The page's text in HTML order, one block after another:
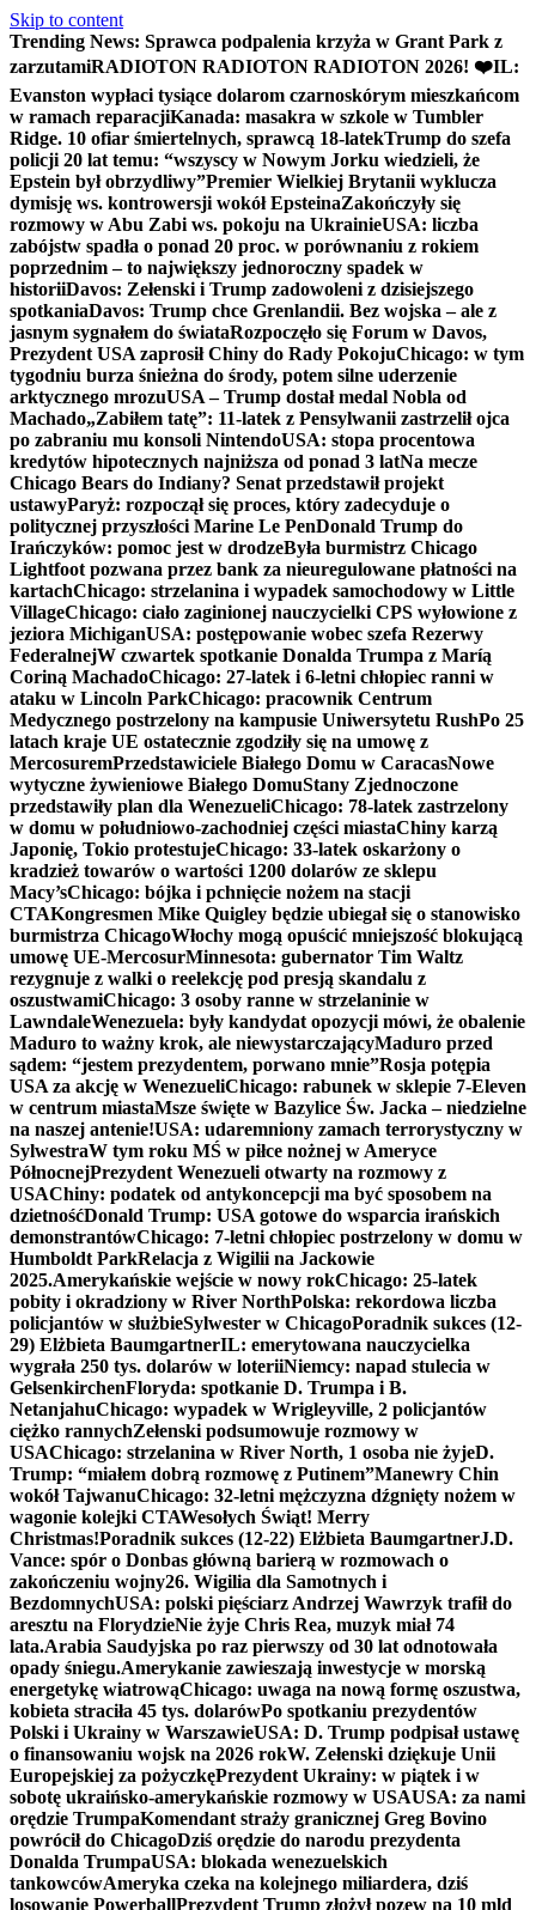
Skip to content
Trending News: Sprawca podpalenia krzyża w Grant Park z
zarzutamiRADIOTON RADIOTON RADIOTON 2026! ❤️IL:
Evanston wypłaci tysiące dolarom czarnoskórym mieszkańcom
w ramach reparacjiKanada: masakra w szkole w Tumbler
Ridge. 10 ofiar śmiertelnych, sprawcą 18-latekTrump do szefa
policji 20 lat temu: “wszyscy w Nowym Jorku wiedzieli, że
Epstein był obrzydliwy”Premier Wielkiej Brytanii wyklucza
dymisję ws. kontrowersji wokół EpsteinaZakończyły się
rozmowy w Abu Zabi ws. pokoju na UkrainieUSA: liczba
zabójstw spadła o ponad 20 proc. w porównaniu z rokiem
poprzednim – to największy jednoroczny spadek w
historiiDavos: Zełenski i Trump zadowoleni z dzisiejszego
spotkaniaDavos: Trump chce Grenlandii. Bez wojska – ale z
jasnym sygnałem do świataRozpoczęło się Forum w Davos,
Prezydent USA zaprosił Chiny do Rady PokojuChicago: w tym
tygodniu burza śnieżna do środy, potem silne uderzenie
arktycznego mrozuUSA – Trump dostał medal Nobla od
Machado„Zabiłem tatę”: 11-latek z Pensylwanii zastrzelił ojca
po zabraniu mu konsoli NintendoUSA: stopa procentowa
kredytów hipotecznych najniższa od ponad 3 latNa mecze
Chicago Bears do Indiany? Senat przedstawił projekt
ustawyParyż: rozpoczął się proces, który zadecyduje o
politycznej przyszłości Marine Le PenDonald Trump do
Irańczyków: pomoc jest w drodzeByła burmistrz Chicago
Lightfoot pozwana przez bank za nieuregulowane płatności na
kartachChicago: strzelanina i wypadek samochodowy w Little
VillageChicago: ciało zaginionej nauczycielki CPS wyłowione z
jeziora MichiganUSA: postępowanie wobec szefa Rezerwy
FederalnejW czwartek spotkanie Donalda Trumpa z Maríą
Coriną MachadoChicago: 27-latek i 6-letni chłopiec ranni w
ataku w Lincoln ParkChicago: pracownik Centrum
Medycznego postrzelony na kampusie Uniwersytetu RushPo 25
latach kraje UE ostatecznie zgodziły się na umowę z
MercosuremPrzedstawiciele Białego Domu w CaracasNowe
wytyczne żywieniowe Białego DomuStany Zjednoczone
przedstawiły plan dla WenezueliChicago: 78-latek zastrzelony
w domu w południowo-zachodniej części miastaChiny karzą
Japonię, Tokio protestujeChicago: 33-latek oskarżony o
kradzież towarów o wartości 1200 dolarów ze sklepu
Macy’sChicago: bójka i pchnięcie nożem na stacji
CTAKongresmen Mike Quigley będzie ubiegał się o stanowisko
burmistrza ChicagoWłochy mogą opuścić mniejszość blokującą
umowę UE-MercosurMinnesota: gubernator Tim Waltz
rezygnuje z walki o reelekcję pod presją skandalu z
oszustwamiChicago: 3 osoby ranne w strzelaninie w
LawndaleWenezuela: były kandydat opozycji mówi, że obalenie
Maduro to ważny krok, ale niewystarczającyMaduro przed
sądem: “jestem prezydentem, porwano mnie”Rosja potępia
USA za akcję w WenezueliChicago: rabunek w sklepie 7-Eleven
w centrum miastaMsze święte w Bazylice Św. Jacka – niedzielne
na naszej antenie!USA: udaremniony zamach terrorystyczny w
SylwestraW tym roku MŚ w piłce nożnej w Ameryce
PółnocnejPrezydent Wenezueli otwarty na rozmowy z
USAChiny: podatek od antykoncepcji ma być sposobem na
dzietnośćDonald Trump: USA gotowe do wsparcia irańskich
demonstrantówChicago: 7-letni chłopiec postrzelony w domu w
Humboldt ParkRelacja z Wigilii na Jackowie
2025.Amerykańskie wejście w nowy rokChicago: 25-latek
pobity i okradziony w River NorthPolska: rekordowa liczba
policjantów w służbieSylwester w ChicagoPoradnik sukces (12-
29) Elżbieta BaumgartnerIL: emerytowana nauczycielka
wygrała 250 tys. dolarów w loteriiNiemcy: napad stulecia w
GelsenkirchenFloryda: spotkanie D. Trumpa i B.
NetanjahuChicago: wypadek w Wrigleyville, 2 policjantów
ciężko rannychZełenski podsumowuje rozmowy w
USAChicago: strzelanina w River North, 1 osoba nie żyjeD.
Trump: “miałem dobrą rozmowę z Putinem”Manewry Chin
wokół TajwanuChicago: 32-letni mężczyzna dźgnięty nożem w
wagonie kolejki CTAWesołych Świąt! Merry
Christmas!Poradnik sukces (12-22) Elżbieta BaumgartnerJ.D.
Vance: spór o Donbas główną barierą w rozmowach o
zakończeniu wojny26. Wigilia dla Samotnych i
BezdomnychUSA: polski pięściarz Andrzej Wawrzyk trafił do
aresztu na FlorydzieNie żyje Chris Rea, muzyk miał 74
lata.Arabia Saudyjska po raz pierwszy od 30 lat odnotowała
opady śniegu.Amerykanie zawieszają inwestycje w morską
energetykę wiatrowąChicago: uwaga na nową formę oszustwa,
kobieta straciła 45 tys. dolarówPo spotkaniu prezydentów
Polski i Ukrainy w WarszawieUSA: D. Trump podpisał ustawę
o finansowaniu wojsk na 2026 rokW. Zełenski dziękuje Unii
Europejskiej za pożyczkęPrezydent Ukrainy: w piątek i w
sobotę ukraińsko-amerykańskie rozmowy w USAUSA: za nami
orędzie TrumpaKomendant straży granicznej Greg Bovino
powrócił do ChicagoDziś orędzie do narodu prezydenta
Donalda TrumpaUSA: blokada wenezuelskich
tankowcówAmeryka czeka na kolejnego miliardera, dziś
losowanie PowerballPrezydent Trump złożył pozew na 10 mld